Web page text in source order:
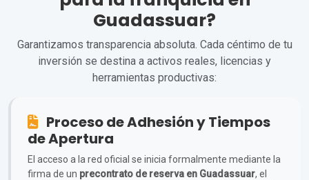
Guadassuar?
Garantizamos transparencia absoluta. Cada céntimo de tu
inversión se destina a activos reales, licencias y
herramientas productivas:
Proceso de Adhesión y Tiempos
de Apertura
El acceso a la red oficial se inicia formalmente mediante la
firma de un precontrato de reserva en Guadassuar, el